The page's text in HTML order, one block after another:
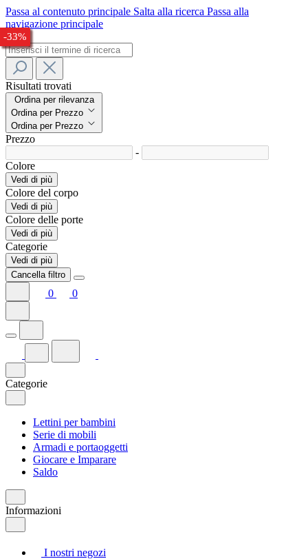
Passa al contenuto principale Salta alla ricerca Passa alla
navigazione principale
Risultati trovati
Ordina per rilevanza
Ordina per Prezzo
Ordina per Prezzo
Prezzo
-
Colore
Vedi di più
Colore del corpo
Vedi di più
Colore delle porte
Vedi di più
Categorie
Vedi di più
Cancella filtro
0 0
Categorie
Lettini per bambini
Serie di mobili
Armadi e portaoggetti
Giocare e Imparare
Saldo
Informazioni
I nostri negozi
-27%
-23%
-27%
-29%
-27%
-26%
-32%
-33%